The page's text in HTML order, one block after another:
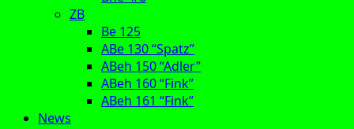
ZB
Be 125
ABe 130 “Spatz”
ABeh 150 “Adler”
ABeh 160 “Fink”
ABeh 161 “Fink”
News